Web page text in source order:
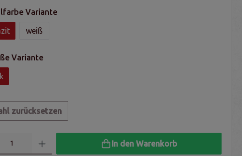
Variante
weiß
Variante
zurücksetzen
In den Warenkorb